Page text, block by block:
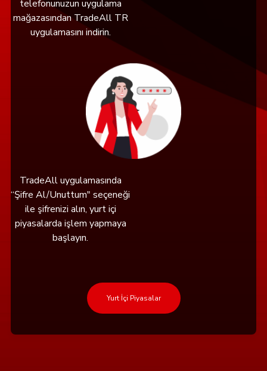
telefonunuzun uygulama
mağazasından TradeAll TR
uygulamasını indirin.
TradeAll uygulamasında
“Şifre Al/Unuttum" seçeneği
ile şifrenizi alın, yurt içi
piyasalarda işlem yapmaya
başlayın.
Yurt İçi Piyasalar